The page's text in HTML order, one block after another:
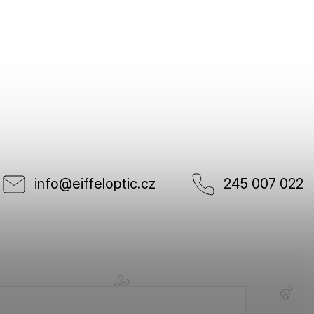
info@eiffeloptic.cz 245 007 022